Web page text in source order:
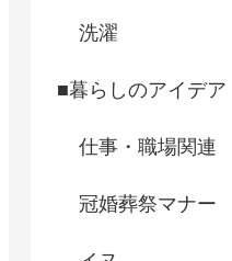
洗濯
■暮らしのアイデア
仕事・職場関連
冠婚葬祭マナー